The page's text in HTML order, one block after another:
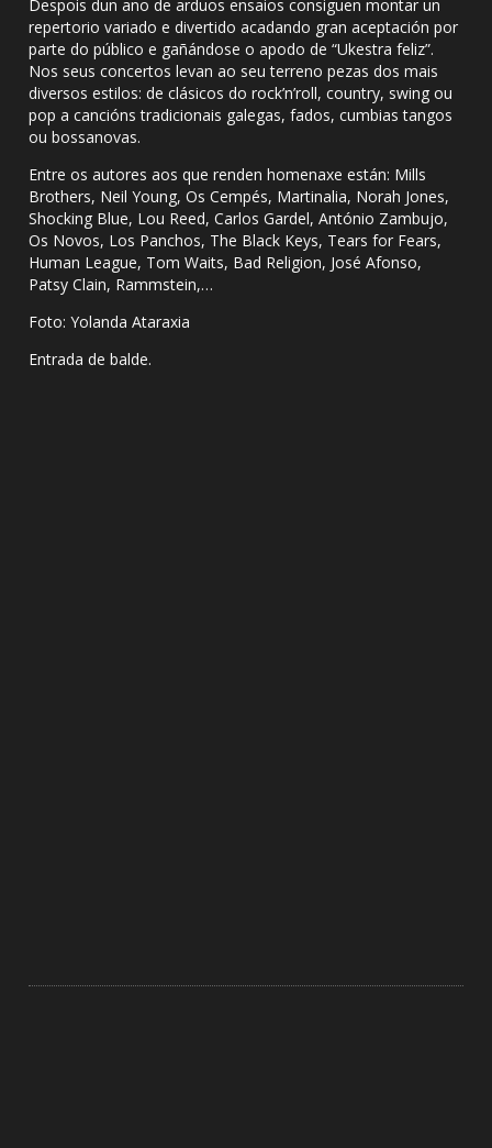
Despois dun ano de arduos ensaios consiguen montar un
repertorio variado e divertido acadando gran aceptación por
parte do público e gañándose o apodo de “Ukestra feliz”.
Nos seus concertos levan ao seu terreno pezas dos mais
diversos estilos: de clásicos do rock’n’roll, country, swing ou
pop a cancións tradicionais galegas, fados, cumbias tangos
ou bossanovas.
Entre os autores aos que renden homenaxe están: Mills
Brothers, Neil Young, Os Cempés, Martinalia, Norah Jones,
Shocking Blue, Lou Reed, Carlos Gardel, António Zambujo,
Os Novos, Los Panchos, The Black Keys, Tears for Fears,
Human League, Tom Waits, Bad Religion, José Afonso,
Patsy Clain, Rammstein,…
Foto: Yolanda Ataraxia
Entrada de balde.